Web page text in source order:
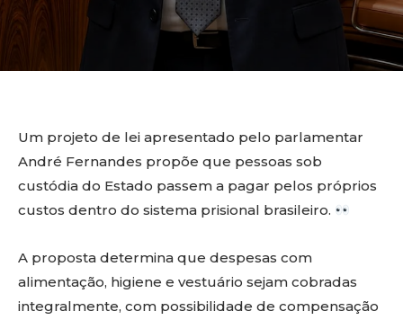
Um projeto de lei apresentado pelo parlamentar
André Fernandes propõe que pessoas sob
custódia do Estado passem a pagar pelos próprios
custos dentro do sistema prisional brasileiro.
A proposta determina que despesas com
alimentação, higiene e vestuário sejam cobradas
integralmente, com possibilidade de compensação